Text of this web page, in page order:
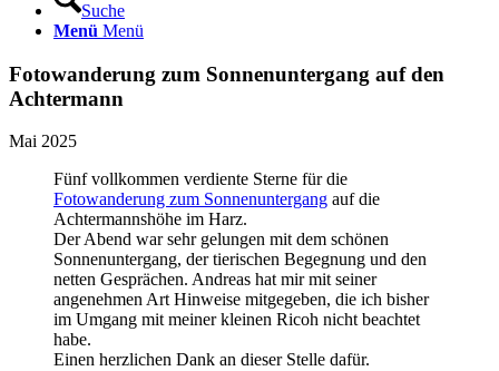
Suche
Menü Menü
Fotowanderung zum Sonnenuntergang auf den
Achtermann
Mai 2025
Fünf vollkommen verdiente Sterne für die
Fotowanderung zum Sonnenuntergang auf die
Achtermannshöhe im Harz.
Der Abend war sehr gelungen mit dem schönen
Sonnenuntergang, der tierischen Begegnung und den
netten Gesprächen. Andreas hat mir mit seiner
angenehmen Art Hinweise mitgegeben, die ich bisher
im Umgang mit meiner kleinen Ricoh nicht beachtet
habe.
Einen herzlichen Dank an dieser Stelle dafür.